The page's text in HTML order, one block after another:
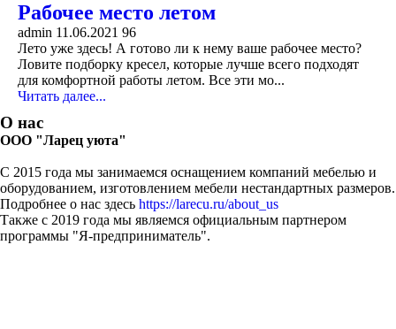
Рабочее место летом
admin 11.06.2021 96
Лето уже здесь! А готово ли к нему ваше рабочее место?
Ловите подборку кресел, которые лучше всего подходят
для комфортной работы летом. Все эти мо...
Читать далее...
О нас
ООО "Ларец уюта"
С 2015 года мы занимаемся оснащением компаний мебелью и
оборудованием, изготовлением мебели нестандартных размеров.
Подробнее о нас здесь https://larecu.ru/about_us
Также с 2019 года мы являемся официальным партнером
программы "Я-предприниматель".